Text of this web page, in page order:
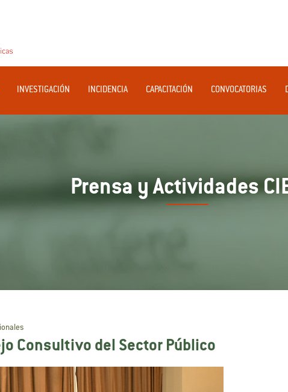
INVESTIGACIÓN INCIDENCIA CAPACITACIÓN CONVOCATORIAS
Prensa y Actividades
Consultivo del Sector Público